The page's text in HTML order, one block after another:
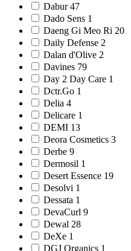
Dabur 47
Dado Sens 1
Daeng Gi Meo Ri 20
Daily Defense 2
Dalan d'Olive 2
Davines 79
Day 2 Day Care 1
Dctr.Go 1
Delia 4
Delicare 1
DEMI 13
Deora Cosmetics 3
Derbe 9
Dermosil 1
Desert Essence 19
Desolvi 1
Dessata 1
DevaCurl 9
Dewal 28
DeXe 1
DGJ Organics 1